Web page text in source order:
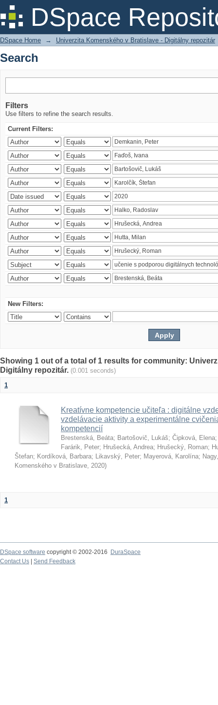
DSpace
Search
DSpace Home → Univerzita Komenského v Bratislave - Digitálny repozitár
Search
Filters
Use filters to refine the search results.
Current Filters:
New Filters:
Showing 1 out of a total of 1 results for community:
Digitálny repozitár. (0.001 seconds)
1
Kreatívne kompetencie učiteľa : digitálne
vzdelávacie aktivity a experimentálne
kompetencií
Brestenská, Beáta; Bartošovič, Lukáš; Čipková, Elena
Farárik, Peter; Hrušecká, Andrea; Hrušecký, Roman;
Štefan; Kordíková, Barbara; Likavský, Peter; Mayerová, Karolína;
Komenského v Bratislave, 2020)
1
DSpace software copyright © 2002-2016
DuraSpace
Contact Us
Send Feedback